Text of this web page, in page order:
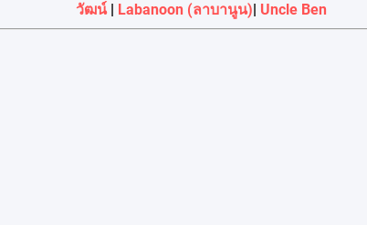
วัฒน์| Labanoon (ลาบานูน)| Uncle Ben